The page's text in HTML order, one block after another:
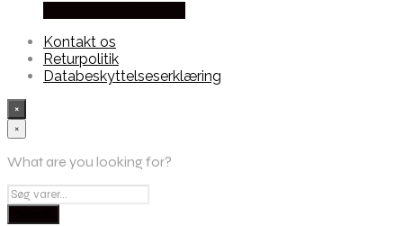
Kontakt os
Returpolitik
Databeskyttelseserklæring
×
×
What are you looking for?